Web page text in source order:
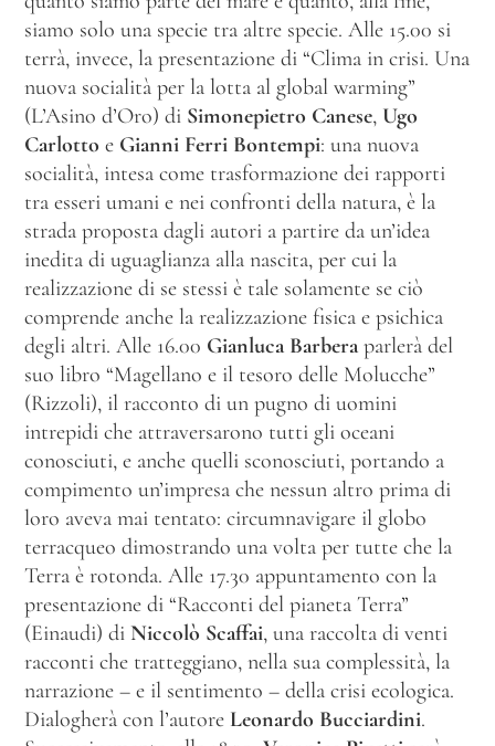
siamo solo una specie tra altre specie. Alle 15.00 si
terrà, invece, la presentazione di “Clima in crisi. Una
nuova socialità per la lotta al global warming”
(L’Asino d’Oro) di Simonepietro Canese, Ugo
Carlotto e Gianni Ferri Bontempi: una nuova
socialità, intesa come trasformazione dei rapporti
tra esseri umani e nei confronti della natura, è la
strada proposta dagli autori a partire da un’idea
inedita di uguaglianza alla nascita, per cui la
realizzazione di se stessi è tale solamente se ciò
comprende anche la realizzazione fisica e psichica
degli altri. Alle 16.00 Gianluca Barbera parlerà del
suo libro “Magellano e il tesoro delle Molucche”
(Rizzoli), il racconto di un pugno di uomini
intrepidi che attraversarono tutti gli oceani
conosciuti, e anche quelli sconosciuti, portando a
compimento un’impresa che nessun altro prima di
loro aveva mai tentato: circumnavigare il globo
terracqueo dimostrando una volta per tutte che la
Terra è rotonda. Alle 17.30 appuntamento con la
presentazione di “Racconti del pianeta Terra”
(Einaudi) di Niccolò Scaffai, una raccolta di venti
racconti che tratteggiano, nella sua complessità, la
narrazione – e il sentimento – della crisi ecologica.
Dialogherà con l’autore Leonardo Bucciardini.